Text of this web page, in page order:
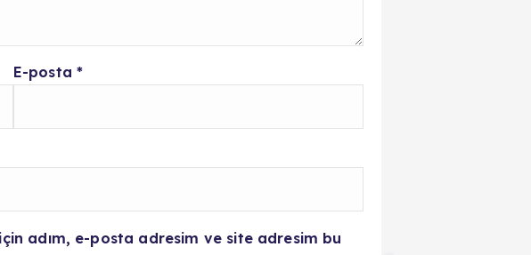
E-posta*
adım, e-posta adresim ve site adresim bu